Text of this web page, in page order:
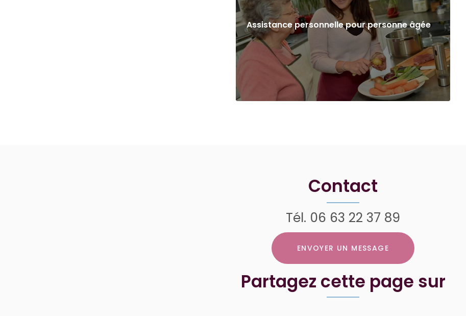
Assistance personnelle pour personne âgée
Contact
Tél. 06 63 22 37 89
ENVOYER UN MESSAGE
Partagez cette page sur